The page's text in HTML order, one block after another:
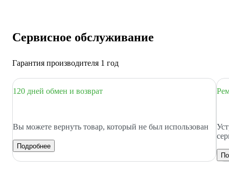
Сервисное обслуживание
Гарантия производителя 1 год
120 дней обмен и возврат
Вы можете вернуть товар, который не был использован
Подробнее